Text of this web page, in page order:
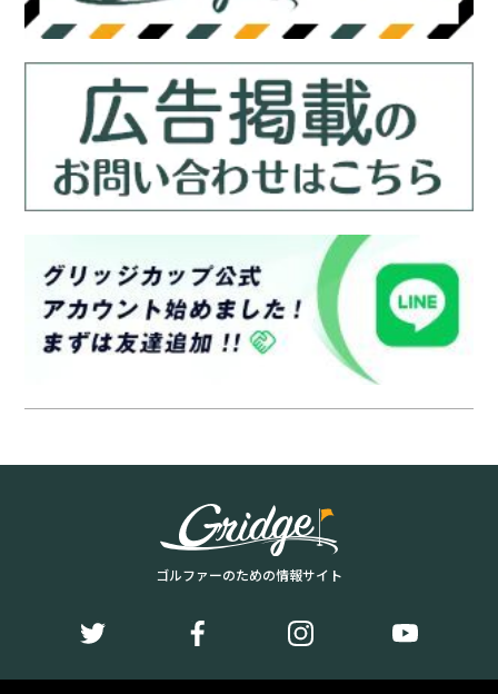
ゴルファーのための情報サイト